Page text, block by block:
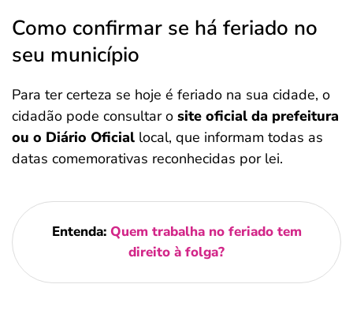
Como confirmar se há feriado no
seu município
Para ter certeza se hoje é feriado na sua cidade, o
cidadão pode consultar o site oficial da prefeitura
ou o Diário Oficial local, que informam todas as
datas comemorativas reconhecidas por lei.
Entenda: Quem trabalha no feriado tem
direito à folga?